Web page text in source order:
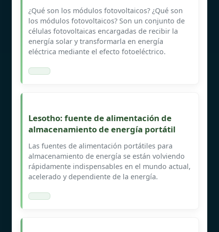
¿Qué son los módulos fotovoltaicos? ¿Qué son
los módulos fotovoltaicos? Son un conjunto de
células fotovoltaicas encargadas de recibir la
energía solar y transformarla en energía
eléctrica mediante el efecto fotoeléctrico.
Lesotho: fuente de alimentación de
almacenamiento de energía portátil
Las fuentes de alimentación portátiles para
almacenamiento de energía se están volviendo
rápidamente indispensables en el mundo actual,
acelerado y dependiente de la energía.